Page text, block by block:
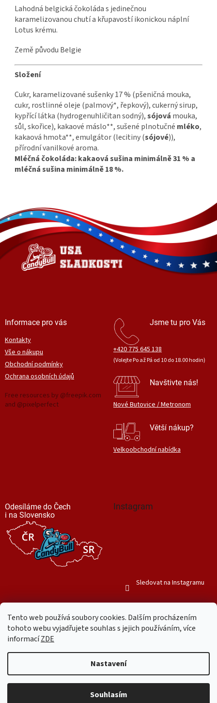
Tento web používá soubory cookies. Dalším procházením
tohoto webu vyjadřujete souhlas s jejich používáním, více
informacíZDE
Nastavení
Souhlasím
Lahodná belgická čokoláda s jedinečnou
karamelizovanou chutí a křupavostí ikonickou náplní
Lotus krému.
Země původu Belgie
Složení
Cukr, karamelizované sušenky 17 % (pšeničná mouka,
cukr, rostlinné oleje (palmový*, řepkový), cukerný sirup,
kypřící látka (hydrogenuhličitan sodný),sójová mouka,
sůl, skořice), kakaové máslo**, sušené plnotučné mléko,
kakaová hmota**, emulgátor (lecitiny (sójové)),
přírodní vanilkové aroma.
Mléčná čokoláda: kakaová sušina minimálně 31 % a
mléčná sušina minimálně 18 %.
á
p
a
í
Informace pro vás
Kontakty
Vše o nákupu
Obchodní podmínky
Ochrana osobních údajů
Free resources by @freepik.com
and @pixelperfect
Jsme tu pro Vás
+420 775 645 138
(Volejte Po až Pá od 10 do 18.00 hodin)
Navštivte nás!
Nové Butovice / Metronom
Větší nákup?
Velkoobchodní nabídka
Odesíláme do Čech
i na Slovensko
Instagram
Sledovat na Instagramu
Copyright 2026Mr. Candy Bull. Všechna práva vyhrazena.Upravit
nastavení cookies